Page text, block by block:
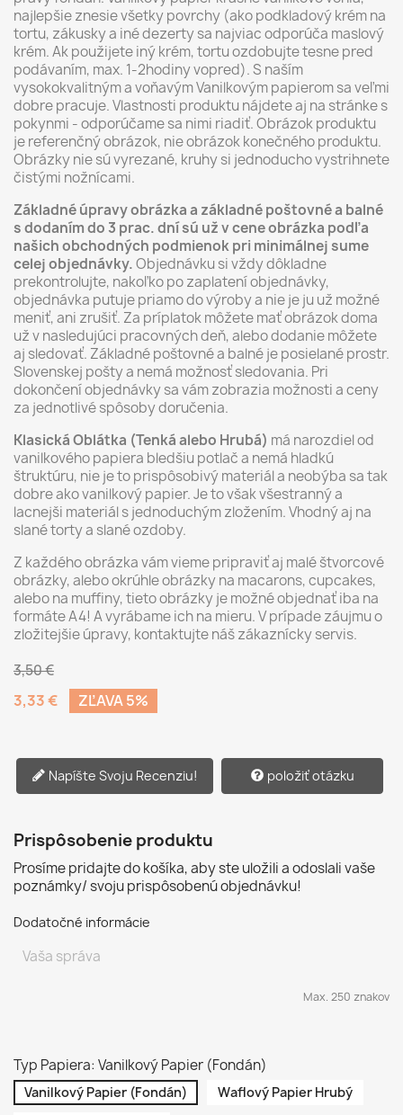
najlepšie znesie všetky povrchy (ako podkladový krém na
tortu, zákusky a iné dezerty sa najviac odporúča maslový
krém. Ak použijete iný krém, tortu ozdobujte tesne pred
podávaním, max. 1-2hodiny vopred). S naším
vysokokvalitným a voňavým Vanilkovým papierom sa veľmi
dobre pracuje. Vlastnosti produktu nájdete aj na stránke s
pokynmi - odporúčame sa nimi riadiť. Obrázok produktu
je referenčný obrázok, nie obrázok konečného produktu.
Obrázky nie sú vyrezané, kruhy si jednoducho vystrihnete
čistými nožnícami.
Základné úpravy obrázka a základné poštovné a balné
s dodaním do 3 prac. dní sú už v cene obrázka podľa
našich obchodných podmienok pri minimálnej sume
celej objednávky.Objednávku si vždy dôkladne
prekontrolujte, nakoľko po zaplatení objednávky,
objednávka putuje priamo do výroby a nie je ju už možné
meniť, ani zrušiť. Za príplatok môžete mať obrázok doma
už v nasledujúci pracovných deň, alebo dodanie môžete
aj sledovať. Základné poštovné a balné je posielané prostr.
Slovenskej pošty a nemá možnosť sledovania. Pri
dokončení objednávky sa vám zobrazia možnosti a ceny
za jednotlivé spôsoby doručenia.
Klasická Oblátka (Tenká alebo Hrubá) má narozdiel od
vanilkového papiera bledšiu potlač a nemá hladkú
štruktúru, nie je to prispôsobivý materiál a neobýba sa tak
dobre ako vanilkový papier. Je to však všestranný a
lacnejši materiál s jednoduchým zložením. Vhodný aj na
slané torty a slané ozdoby.
Z každého obrázka vám vieme pripraviť aj malé štvorcové
obrázky, alebo okrúhle obrázky na macarons, cupcakes,
alebo na muffiny, tieto obrázky je možné objednať iba na
formáte A4! A vyrábame ich na mieru. V prípade záujmu o
zložitejšie úpravy, kontaktujte náš zákaznícky servis.
3,50 €
3,33 € ZĽAVA 5%
Napíšte Svoju Recenziu! položiť otázku
Prispôsobenie produktu
Prosíme pridajte do košíka, aby ste uložili a odoslali vaše
poznámky/ svoju prispôsobenú objednávku!
Dodatočné informácie
Max. 250 znakov
Typ Papiera: Vanilkový Papier (Fondán)
Vanilkový Papier (Fondán)
Waflový Papier Hrubý